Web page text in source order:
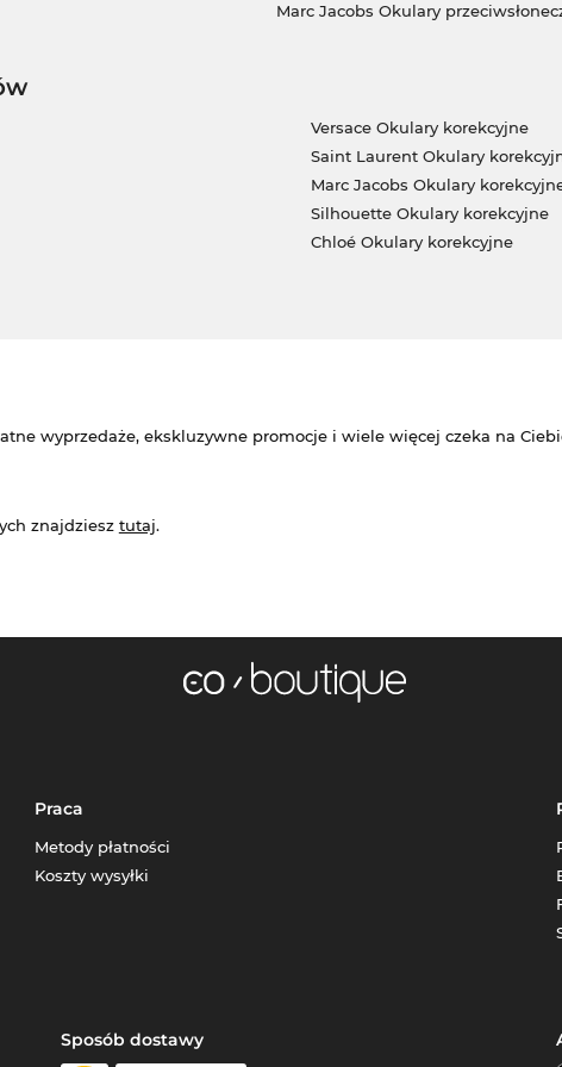
Marc Jacobs Okulary
Versace Okulary korekcyjne
Saint Laurent Okulary
Marc Jacobs Okulary
Silhouette Okulary korekcyjne
Chloé Okulary korekcyjne
wyprzedaże, ekskluzywne promocje i wiele więcej czeka na
znajdziesz tutaj.
Praca
Metody płatności
Koszty wysyłki
Sposób dostawy